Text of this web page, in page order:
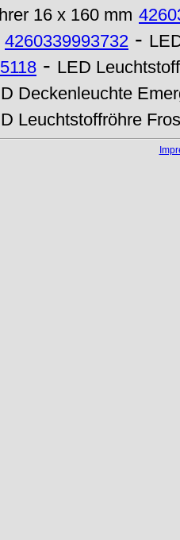
16 x 160 mm
4260339993732 -
- LED
Deckenleuchte
Leuchtstoffröhre